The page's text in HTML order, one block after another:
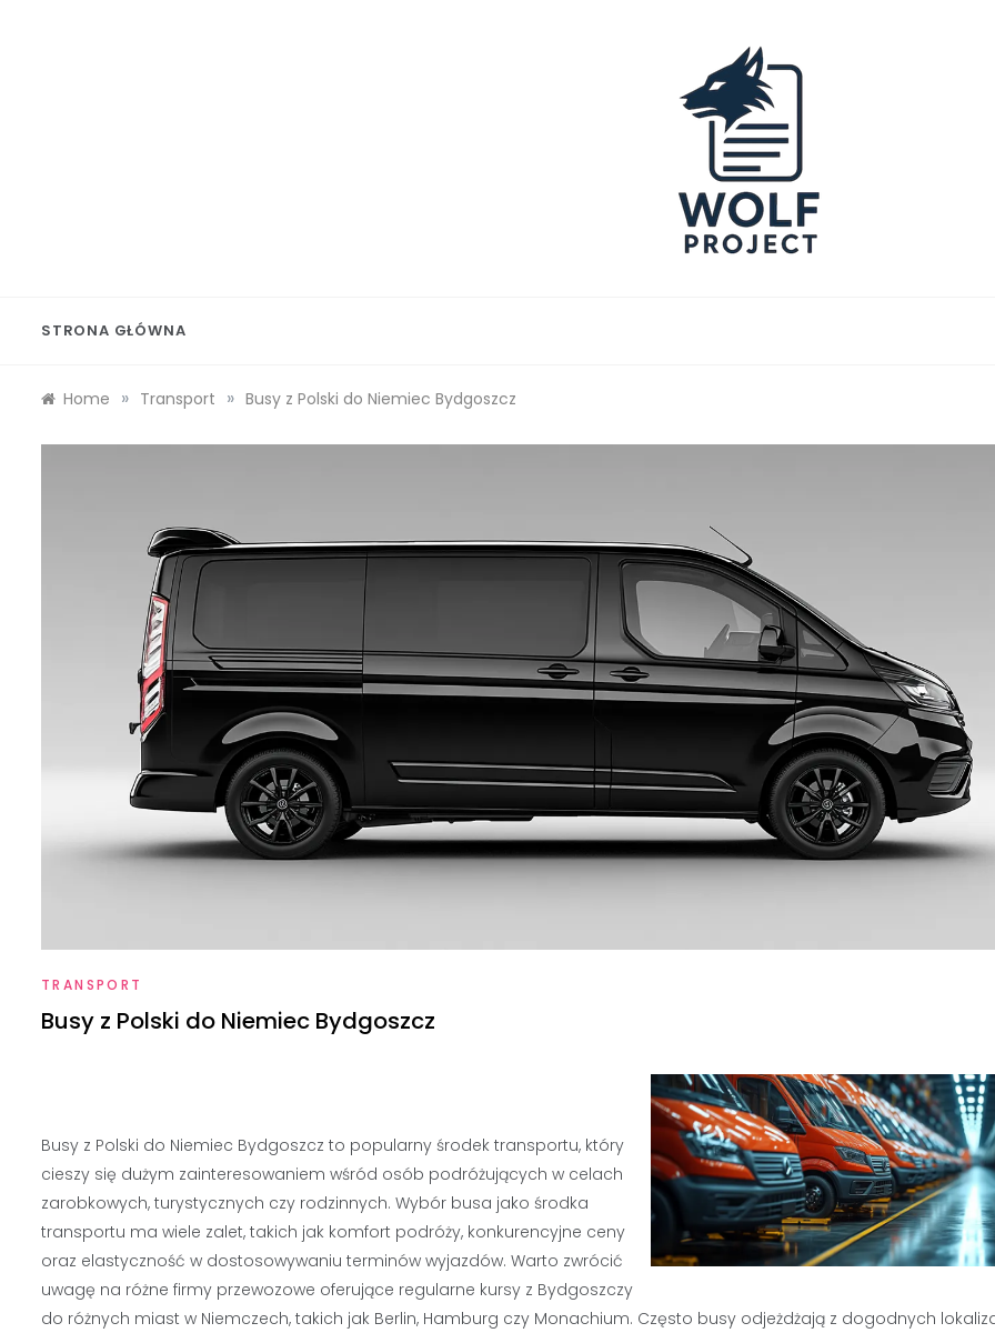
STRONA GŁÓWNA
Home » Transport » Busy z Polski do Niemiec Bydgoszcz
TRANSPORT
Busy z Polski do Niemiec Bydgoszcz
Busy z Polski do Niemiec Bydgoszcz to popularny środek transportu, który
cieszy się dużym zainteresowaniem wśród osób podróżujących w celach
zarobkowych, turystycznych czy rodzinnych. Wybór busa jako środka
transportu ma wiele zalet, takich jak komfort podróży, konkurencyjne ceny
oraz elastyczność w dostosowywaniu terminów wyjazdów. Warto zwrócić
uwagę na różne firmy przewozowe oferujące regularne kursy z Bydgoszczy
do różnych miast w Niemczech, takich jak Berlin, Hamburg czy Monachium. Często busy odjeżdżają z dogodnych